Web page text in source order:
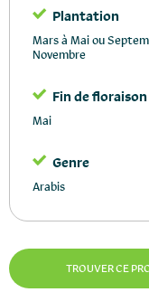
Plantation
Mars à Mai ou
Novembre
Fin de floraison
Mai
Genre
Arabis
TROUVER CE